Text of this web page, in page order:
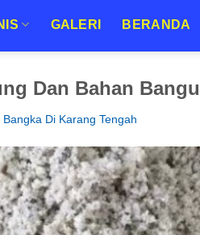
GALERI BERANDA
Dan Bahan
Di Karang Tengah